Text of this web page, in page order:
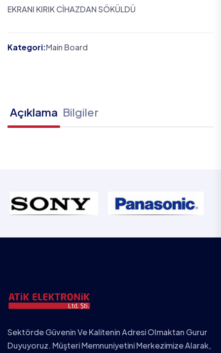
EKRANI KIRIK CİHAZDAN SÖKÜLDÜ
Kategori:Main Board
Açıklama Bilgiler
Sektörde Güvenin Ve Kalitenin Adresi Olmaktan Gurur
Duyuyoruz. Müşteri Memnuniyetini Merkezimize Alarak,